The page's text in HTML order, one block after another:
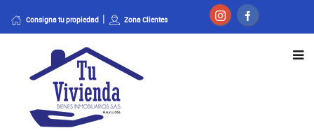
Consigna tu propiedad Zona Clientes